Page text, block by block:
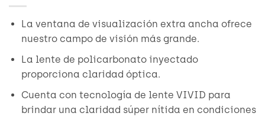
La ventana de visualización extra ancha ofrece
nuestro campo de visión más grande.
La lente de policarbonato inyectado
proporciona claridad óptica.
Cuenta con tecnología de lente VIVID para
brindar una claridad súper nítida en condiciones